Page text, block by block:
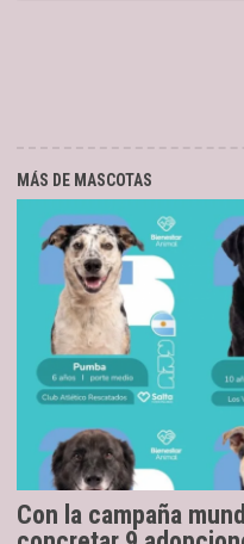
MÁS DE MASCOTAS
Con la campaña
19/05/2026 La